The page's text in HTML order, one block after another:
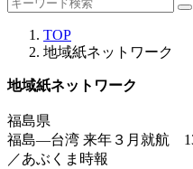
TOP
地域紙ネットワーク
地域紙ネットワーク
福島県
福島―台湾 来年３月就航
／あぶくま時報